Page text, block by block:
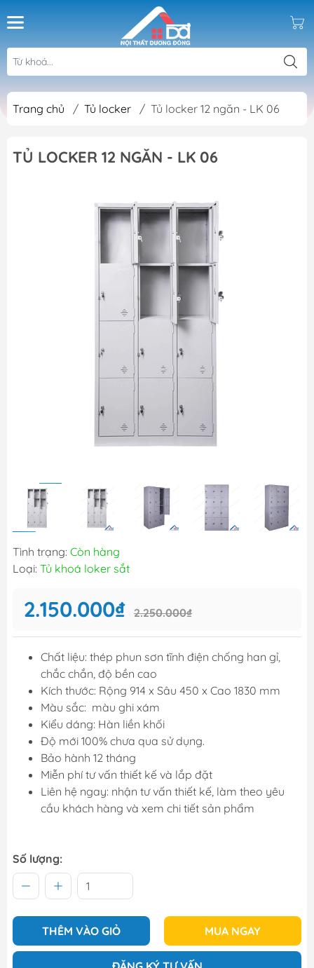
Trang chủ / Tủ locker / Tủ locker 12 ngăn - LK 06
TỦ LOCKER 12 NGĂN - LK 06
Tình trạng: Còn hàng
Loại: Tủ khoá loker sắt
2.150.000₫ 2.250.000₫
Chất liệu: thép phun sơn tĩnh điện chống han gỉ,
chắc chắn, độ bền cao
Kích thước: Rộng 914 x Sâu 450 x Cao 1830 mm
Màu sắc: màu ghi xám
Kiểu dáng: Hàn liền khối
Độ mới 100% chưa qua sử dụng.
Bảo hành 12 tháng
Miễn phí tư vấn thiết kế và lắp đặt
Liên hệ ngay: nhận tư vấn thiết kế, làm theo yêu
cầu khách hàng và xem chi tiết sản phẩm
Số lượng:
THÊM VÀO GIỎ MUA NGAY